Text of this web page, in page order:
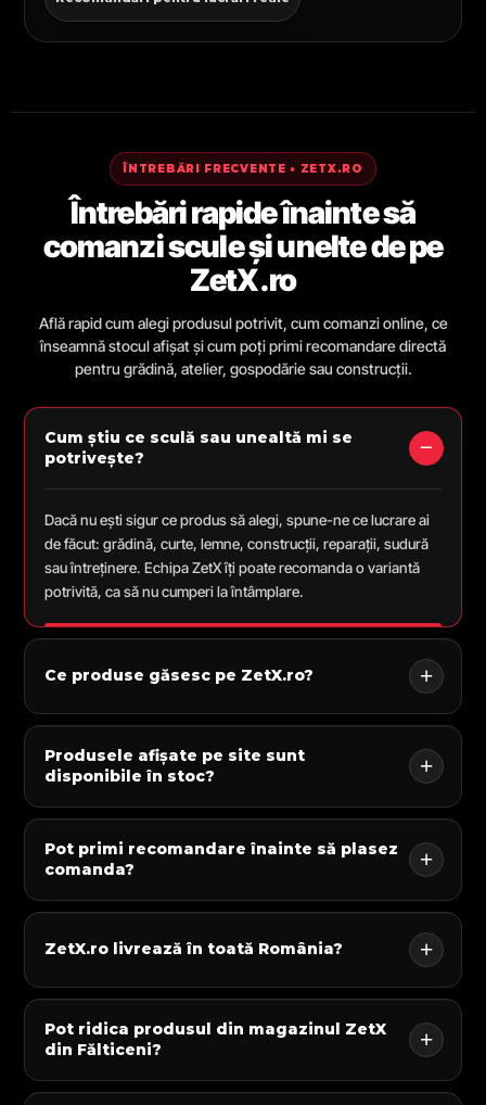
ÎNTREBĂRI FRECVENTE • ZETX.RO
Întrebări rapide înainte să
comanzi scule și unelte de pe
ZetX.ro
Află rapid cum alegi produsul potrivit, cum comanzi online, ce
înseamnă stocul afișat și cum poți primi recomandare directă
pentru grădină, atelier, gospodărie sau construcții.
Cum știu ce sculă sau unealtă mi se
potrivește?
Dacă nu ești sigur ce produs să alegi, spune-ne ce lucrare ai
de făcut: grădină, curte, lemne, construcții, reparații, sudură
sau întreținere. Echipa ZetX îți poate recomanda o variantă
potrivită, ca să nu cumperi la întâmplare.
Ce produse găsesc pe ZetX.ro?
Produsele afișate pe site sunt
disponibile în stoc?
Pot primi recomandare înainte să plasez
comanda?
ZetX.ro livrează în toată România?
Pot ridica produsul din magazinul ZetX
din Fălticeni?